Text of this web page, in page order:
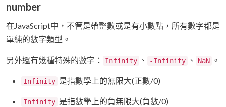
number
在JavaScript中，不管是帶整數或是有小數點，所有數字都是
單純的數字類型。
另外還有幾種特殊的數字： Infinity 、 -Infinity 、 NaN 。
Infinity 是指數學上的無限大(正數/0)
Infinity 是指數學上的負無限大(負數/0)